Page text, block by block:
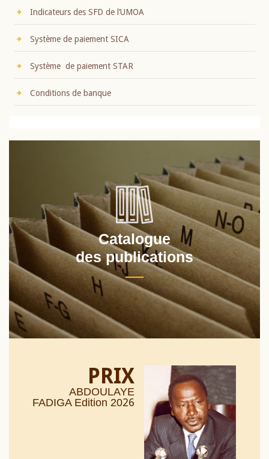
Indicateurs des SFD de l’UMOA
Système de paiement SICA
Système de paiement STAR
Conditions de banque
Catalogue
des publications
PRIX
ABDOULAYE
FADIGA Edition 2026